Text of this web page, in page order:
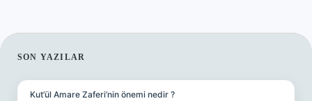
SIDEBAR
SON YAZILAR
Kut’ül Amare Zaferi’nin önemi nedir ?